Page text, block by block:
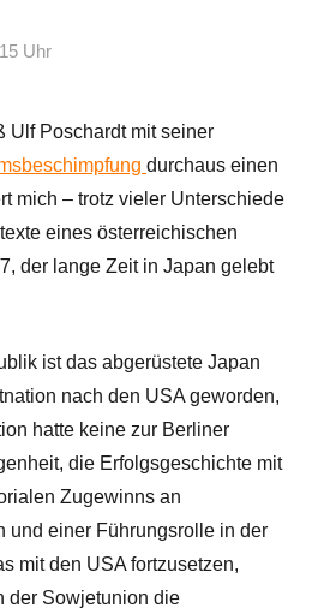
Uhr
Ulf Poschardt mit seiner
durchaus einen
mich – trotz vieler Unterschiede
eines österreichischen
der lange Zeit in Japan gelebt
ist das abgerüstete Japan
nach den USA geworden,
hatte keine zur Berliner
die Erfolgsgeschichte mit
Zugewinns an
und einer Führungsrolle in der
mit den USA fortzusetzen,
der Sowjetunion die